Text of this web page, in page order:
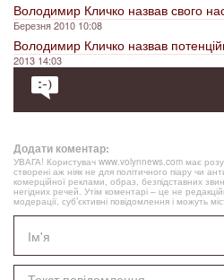
Володимир Кличко назвав свого
Березня 2010 10:08
Володимир Кличко назвав
2013 14:03
Додати коментар:
УВАГА! Користувач www.volynnews.com має
створені аж ніяк не для політичного піару чи
комерційної реклами, образ, безпідставних
негідних речей. Утім коментарі – це не
модерації, суб’єктивні повідомлення і можуть